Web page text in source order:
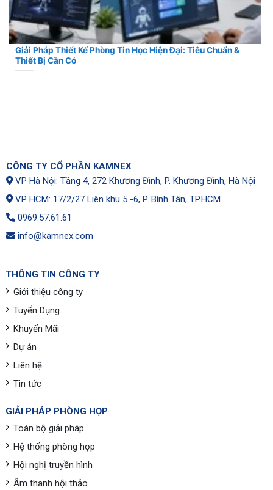
Giải Pháp Thiết Kế Phòng Tin Học Hiện Đại: Tiêu Chuẩn &
Thiết Bị Cần Có
CÔNG TY CỔ PHẦN KAMNEX
VP Hà Nội: Tầng 4, 272 Khương Đình, P. Khương Đình, Hà Nội
VP HCM: 17/2/27 Liên khu 5 -6, P. Bình Tân, TP.HCM
0969.57.61.61
info@kamnex.com
THÔNG TIN CÔNG TY
Giới thiệu công ty
Tuyển Dụng
Khuyến Mãi
Dự án
Liên hệ
Tin tức
GIẢI PHÁP PHÒNG HỌP
Toàn bộ giải pháp
Hệ thống phòng họp
Hội nghị truyền hình
Âm thanh hội thảo